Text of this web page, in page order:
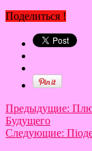
Поделиться !
Предыдущие:
Будущего
Следующие: